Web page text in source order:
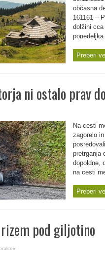
občasna
161161 –
dolžini cca
ponedeljka
Preberi
ni ostalo prav
Na cesti
zagorelo
pretrganja
dopoldne,
na cesti
Preberi
pod giljotino